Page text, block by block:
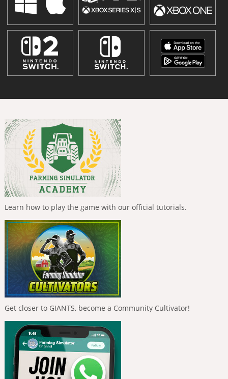
Learn how to play the game with our official tutorials.
Get closer to GIANTS, become a Community Cultivator!